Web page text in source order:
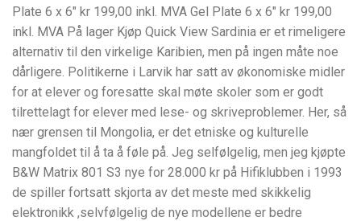
Plate 6 x 6″ kr 199,00 inkl. MVA Gel Plate 6 x 6″ kr 199,00
inkl. MVA På lager Kjøp Quick View Sardinia er et rimeligere
alternativ til den virkelige Karibien, men på ingen måte noe
dårligere. Politikerne i Larvik har satt av økonomiske midler
for at elever og foresatte skal møte skoler som er godt
tilrettelagt for elever med lese- og skriveproblemer. Her, så
nær grensen til Mongolia, er det etniske og kulturelle
mangfoldet til å ta å føle på. Jeg selfølgelig, men jeg kjøpte
B&W Matrix 801 S3 nye for 28.000 kr på Hifiklubben i 1993
de spiller fortsatt skjorta av det meste med skikkelig
elektronikk ,selvfølgelig de nye modellene er bedre